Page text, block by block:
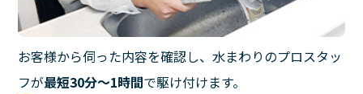
お客様から伺った内容を確認し、水まわりのプロスタッ
フが最短30分〜1時間で駆け付けます。